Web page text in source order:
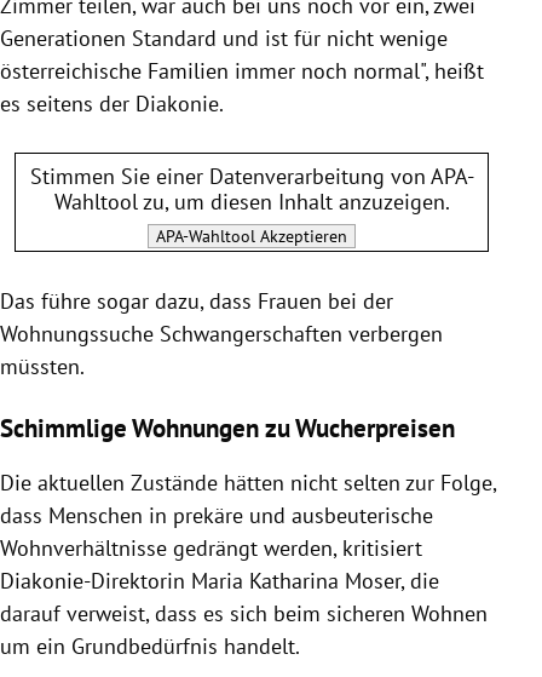
Generationen Standard und ist für nicht wenige
österreichische Familien immer noch normal", heißt
es seitens der Diakonie.
Stimmen Sie einer Datenverarbeitung von APA-
Wahltool zu, um diesen Inhalt anzuzeigen.
APA-Wahltool Akzeptieren
Das führe sogar dazu, dass Frauen bei der
Wohnungssuche Schwangerschaften verbergen
müssten.
Schimmlige Wohnungen zu Wucherpreisen
Die aktuellen Zustände hätten nicht selten zur Folge,
dass Menschen in prekäre und ausbeuterische
Wohnverhältnisse gedrängt werden, kritisiert
Diakonie-Direktorin Maria Katharina Moser, die
darauf verweist, dass es sich beim sicheren Wohnen
um ein Grundbedürfnis handelt.